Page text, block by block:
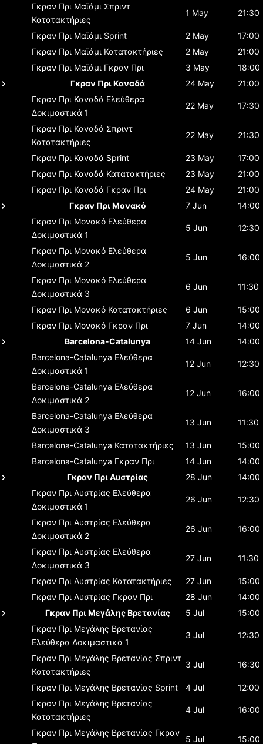
Γκραν Πρι Μαϊάμι Σπριντ
Κατατακτήριες
1 May 21:30
Γκραν Πρι Μαϊάμι Sprint 2 May
17:00
Γκραν Πρι Μαϊάμι Κατατακτήριες 2 May
21:00
Γκραν Πρι Μαϊάμι Γκραν Πρι 3 May
18:00
Γκραν Πρι Καναδά
24 May
21:00
Γκραν Πρι Καναδά Ελεύθερα
Δοκιμαστικά 1
22 May 17:30
Γκραν Πρι Καναδά Σπριντ
Κατατακτήριες
22 May 21:30
Γκραν Πρι Καναδά Sprint 23 May
17:00
Γκραν Πρι Καναδά Κατατακτήριες 23 May
21:00
Γκραν Πρι Καναδά Γκραν Πρι 24 May
21:00
Γκραν Πρι Μονακό
7 Jun
14:00
Γκραν Πρι Μονακό Ελεύθερα
Δοκιμαστικά 1
5 Jun 12:30
Γκραν Πρι Μονακό Ελεύθερα
Δοκιμαστικά 2
5 Jun 16:00
Γκραν Πρι Μονακό Ελεύθερα
Δοκιμαστικά 3
6 Jun 11:30
Γκραν Πρι Μονακό Κατατακτήριες 6 Jun
15:00
Γκραν Πρι Μονακό Γκραν Πρι 7 Jun
14:00
Barcelona-Catalunya
14 Jun
14:00
Barcelona-Catalunya Ελεύθερα
Δοκιμαστικά 1
12 Jun 12:30
Barcelona-Catalunya Ελεύθερα
Δοκιμαστικά 2
12 Jun 16:00
Barcelona-Catalunya Ελεύθερα
Δοκιμαστικά 3
13 Jun 11:30
Barcelona-Catalunya Κατατακτήριες 13 Jun
15:00
Barcelona-Catalunya Γκραν Πρι 14 Jun
14:00
Γκραν Πρι Αυστρίας
28 Jun
14:00
Γκραν Πρι Αυστρίας Ελεύθερα
Δοκιμαστικά 1
26 Jun 12:30
Γκραν Πρι Αυστρίας Ελεύθερα
Δοκιμαστικά 2
26 Jun 16:00
Γκραν Πρι Αυστρίας Ελεύθερα
Δοκιμαστικά 3
27 Jun 11:30
Γκραν Πρι Αυστρίας Κατατακτήριες 27 Jun
15:00
Γκραν Πρι Αυστρίας Γκραν Πρι 28 Jun
14:00
Γκραν Πρι Μεγάλης Βρετανίας
5 Jul
15:00
Γκραν Πρι Μεγάλης Βρετανίας
Ελεύθερα Δοκιμαστικά 1
3 Jul 12:30
Γκραν Πρι Μεγάλης Βρετανίας Σπριντ
Κατατακτήριες
3 Jul 16:30
Γκραν Πρι Μεγάλης Βρετανίας Sprint 4 Jul
12:00
Γκραν Πρι Μεγάλης Βρετανίας
Κατατακτήριες
4 Jul 16:00
Γκραν Πρι Μεγάλης Βρετανίας Γκραν
5 Jul 15:00